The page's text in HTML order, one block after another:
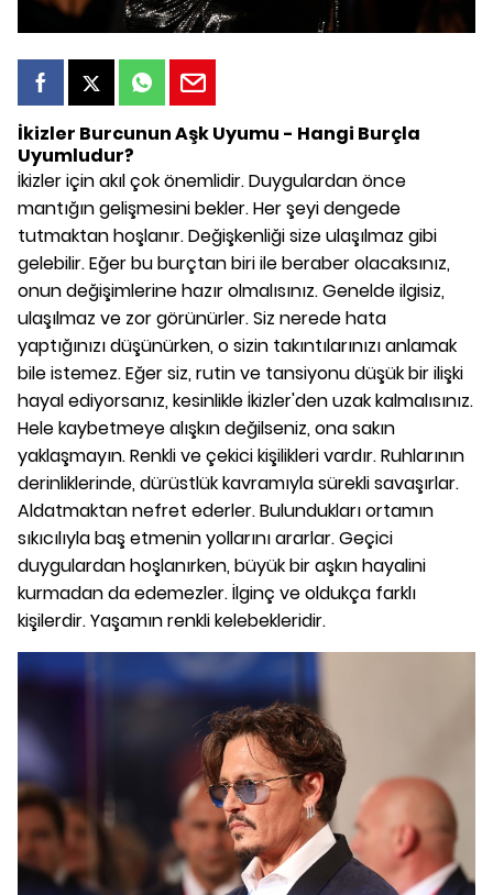
İkizler Burcunun Aşk Uyumu - Hangi Burçla
Uyumludur?
İkizler için akıl çok önemlidir. Duygulardan önce
mantığın gelişmesini bekler. Her şeyi dengede
tutmaktan hoşlanır. Değişkenliği size ulaşılmaz gibi
gelebilir. Eğer bu burçtan biri ile beraber olacaksınız,
onun değişimlerine hazır olmalısınız. Genelde ilgisiz,
ulaşılmaz ve zor görünürler. Siz nerede hata
yaptığınızı düşünürken, o sizin takıntılarınızı anlamak
bile istemez. Eğer siz, rutin ve tansiyonu düşük bir ilişki
hayal ediyorsanız, kesinlikle İkizler'den uzak kalmalısınız.
Hele kaybetmeye alışkın değilseniz, ona sakın
yaklaşmayın. Renkli ve çekici kişilikleri vardır. Ruhlarının
derinliklerinde, dürüstlük kavramıyla sürekli savaşırlar.
Aldatmaktan nefret ederler. Bulundukları ortamın
sıkıcılıyla baş etmenin yollarını ararlar. Geçici
duygulardan hoşlanırken, büyük bir aşkın hayalini
kurmadan da edemezler. İlginç ve oldukça farklı
kişilerdir. Yaşamın renkli kelebekleridir.